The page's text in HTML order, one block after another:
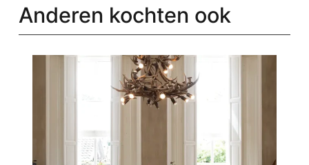
Anderen kochten ook